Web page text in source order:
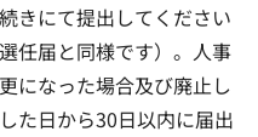
きにて提出してください
任届と同様です）。人事
になった場合及び廃止し
た日から30日以内に届出